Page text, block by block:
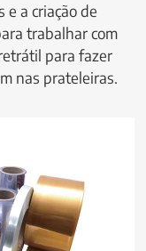
a criação de
trabalhar com
para fazer
nas prateleiras.